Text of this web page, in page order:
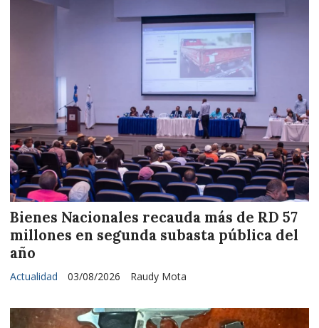
Bienes Nacionales recauda más de RD 57
millones en segunda subasta pública del
año
Raudy Mota
Actualidad 03/08/2026